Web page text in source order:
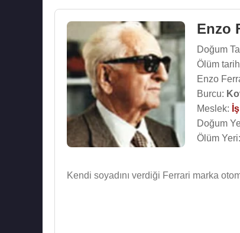
Enzo
Doğum
Ölüm
Enzo
Burcu:
Meslek:
Doğum
Ölüm Yeri:
Kendi soyadını verdiği Ferrari marka